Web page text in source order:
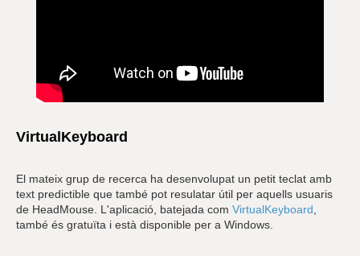
VirtualKeyboard
El mateix grup de recerca ha desenvolupat un petit teclat amb
text predictible que també pot resulatar útil per aquells usuaris
de HeadMouse. L'aplicació, batejada com VirtualKeyboard,
també és gratuïta i està disponible per a Windows.